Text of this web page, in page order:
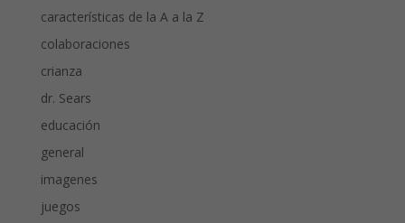
características de la A a la Z
colaboraciones
crianza
dr. Sears
educación
general
imagenes
juegos